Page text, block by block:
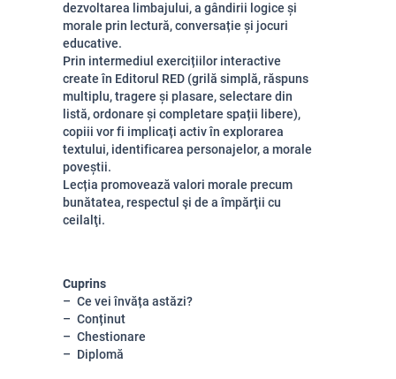
dezvoltarea limbajului, a gândirii logice și
morale prin lectură, conversație și jocuri
educative.
Prin intermediul exercițiilor interactive
create în Editorul RED (grilă simplă, răspuns
multiplu, tragere și plasare, selectare din
listă, ordonare și completare spații libere),
copiii vor fi implicați activ în explorarea
textului, identificarea personajelor, a morale
poveștii.
Lecția promovează valori morale precum
bunătatea, respectul şi de a împărţii cu
ceilalţi.
Cuprins
Ce vei învăța astăzi?
Conținut
Chestionare
Diplomă